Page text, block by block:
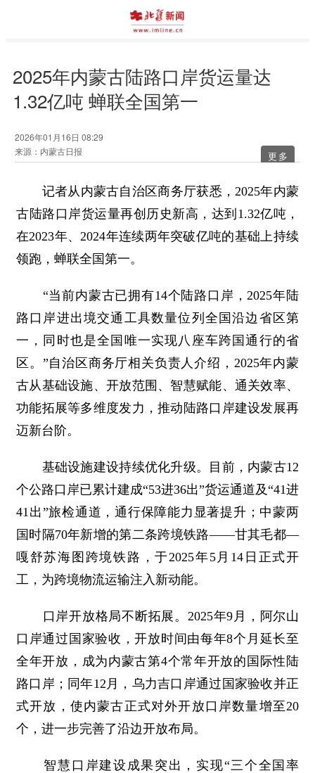
2025年内蒙古陆路口岸货运量达
1.32亿吨 蝉联全国第一
2026年01月16日 08:29
来源：内蒙古日报
更多
记者从内蒙古自治区商务厅获悉，2025年内蒙
古陆路口岸货运量再创历史新高，达到1.32亿吨，
在2023年、2024年连续两年突破亿吨的基础上持续
领跑，蝉联全国第一。
“当前内蒙古已拥有14个陆路口岸，2025年陆
路口岸进出境交通工具数量位列全国沿边省区第
一，同时也是全国唯一实现八座车跨国通行的省
区。”自治区商务厅相关负责人介绍，2025年内蒙
古从基础设施、开放范围、智慧赋能、通关效率、
功能拓展等多维度发力，推动陆路口岸建设发展再
迈新台阶。
基础设施建设持续优化升级。目前，内蒙古12
个公路口岸已累计建成“53进36出”货运通道及“41进
41出”旅检通道，通行保障能力显著提升；中蒙两
国时隔70年新增的第二条跨境铁路——甘其毛都—
嘎舒苏海图跨境铁路，于2025年5月14日正式开
工，为跨境物流运输注入新动能。
口岸开放格局不断拓展。2025年9月，阿尔山
口岸通过国家验收，开放时间由每年8个月延长至
全年开放，成为内蒙古第4个常年开放的国际性陆
路口岸；同年12月，乌力吉口岸通过国家验收并正
式开放，使内蒙古正式对外开放口岸数量增至20
个，进一步完善了沿边开放布局。
智慧口岸建设成果突出，实现“三个全国率